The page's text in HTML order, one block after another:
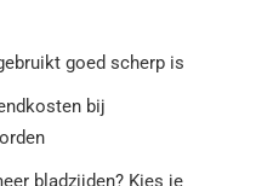
goed scherp is
bij
bladzijden? Kies je